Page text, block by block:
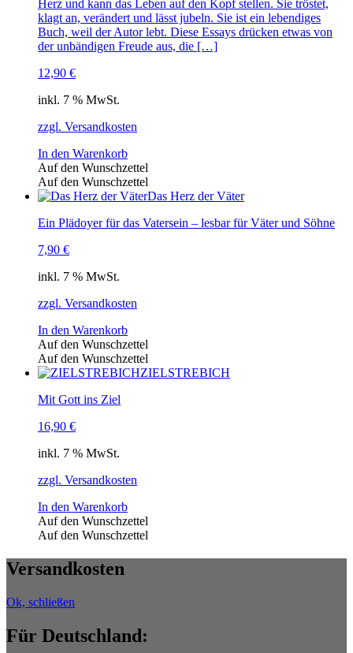
Herz und kann das Leben auf den Kopf stellen. Sie tröstet,
klagt an, verändert und lässt jubeln. Sie ist ein lebendiges
Buch, weil der Autor lebt. Diese Essays drücken etwas von
der unbändigen Freude aus, die […]
12,90 €
inkl. 7 % MwSt.
zzgl. Versandkosten
In den Warenkorb
Auf den Wunschzettel
Auf den Wunschzettel
Das Herz der Väter
Ein Plädoyer für das Vatersein – lesbar für Väter und Söhne
7,90 €
inkl. 7 % MwSt.
zzgl. Versandkosten
In den Warenkorb
Auf den Wunschzettel
Auf den Wunschzettel
ZIELSTREBICH
Mit Gott ins Ziel
16,90 €
inkl. 7 % MwSt.
zzgl. Versandkosten
In den Warenkorb
Auf den Wunschzettel
Auf den Wunschzettel
Versandkosten
Ok, schließen
Für Deutschland: